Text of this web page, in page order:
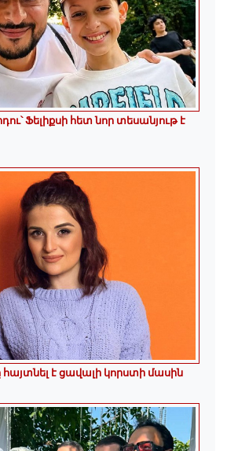
Ֆելիքսի հետ նոր տեսանյութ է
է ցավալի կորստի մասին